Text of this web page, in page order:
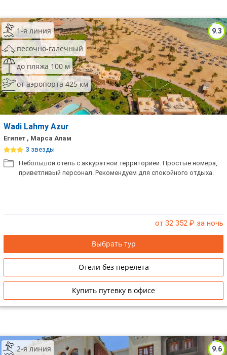
9.3
1-я линия
песочно-галечный
до пляжа 100 м
от аэропорта 425 км
Wadi Lahmy Azur
Египет , Марса Алам
3 звезды
Небольшой отель с аккуратной территорией. Простые номера,
приветливый персонал. Рекомендуем для спокойного отдыха.
от 32 352 ₽ за ночь
Выбрать тур
Отели без перелета
Купить путевку в офисе
9.6
2-я линия